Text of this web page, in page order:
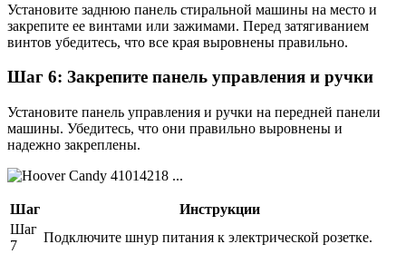
Установите заднюю панель стиральной машины на место и
закрепите ее винтами или зажимами. Перед затягиванием
винтов убедитесь, что все края выровнены правильно.
Шаг 6: Закрепите панель управления и ручки
Установите панель управления и ручки на передней панели
машины. Убедитесь, что они правильно выровнены и
надежно закреплены.
Шаг
Инструкции
Шаг
7
Подключите шнур питания к электрической розетке.